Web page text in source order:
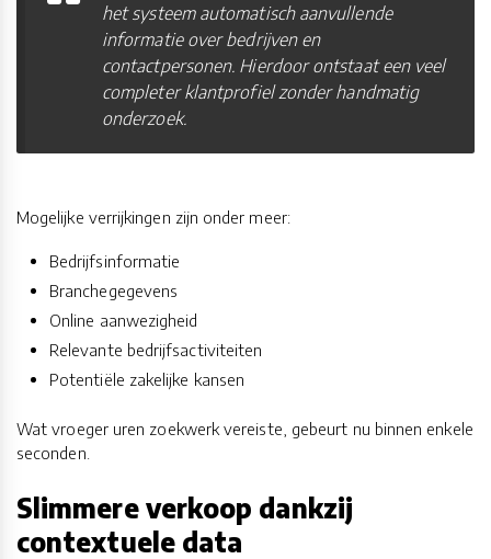
het systeem automatisch aanvullende
informatie over bedrijven en
contactpersonen. Hierdoor ontstaat een veel
completer klantprofiel zonder handmatig
onderzoek.
Mogelijke verrijkingen zijn onder meer:
Bedrijfsinformatie
Branchegegevens
Online aanwezigheid
Relevante bedrijfsactiviteiten
Potentiële zakelijke kansen
Wat vroeger uren zoekwerk vereiste, gebeurt nu binnen enkele
seconden.
Slimmere verkoop dankzij
contextuele data